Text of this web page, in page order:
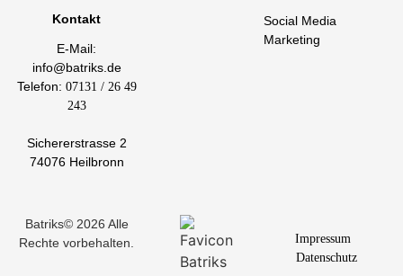
Kontakt
E-Mail:
info@batriks.de
Telefon: 07131 / 26 49
243
Sichererstrasse 2
74076 Heilbronn
Social Media
Marketing
Batriks© 2026 Alle
Rechte vorbehalten.
Impressum
Datenschutz